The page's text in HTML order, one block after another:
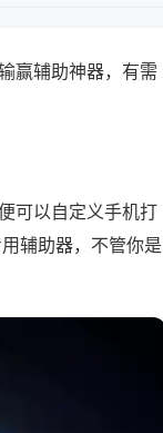
赢辅助神器，有需
可以自定义手机打
辅助器，不管你是